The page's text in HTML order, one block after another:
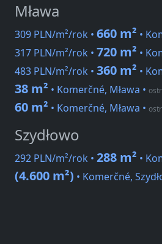
Mława
309 PLN/m²/rok • 660 m² •
317 PLN/m²/rok • 720 m² •
483 PLN/m²/rok • 360 m² •
38 m² • Komerčné, Mława •
60 m² • Komerčné, Mława •
Szydłowo
292 PLN/m²/rok • 288 m² •
(4.600 m²) • Komerčné,